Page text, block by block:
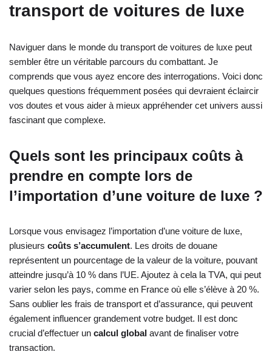
transport de voitures de luxe
Naviguer dans le monde du transport de voitures de luxe peut
sembler être un véritable parcours du combattant. Je
comprends que vous ayez encore des interrogations. Voici donc
quelques questions fréquemment posées qui devraient éclaircir
vos doutes et vous aider à mieux appréhender cet univers aussi
fascinant que complexe.
Quels sont les principaux coûts à
prendre en compte lors de
l’importation d’une voiture de luxe ?
Lorsque vous envisagez l’importation d’une voiture de luxe,
plusieurs coûts s’accumulent. Les droits de douane
représentent un pourcentage de la valeur de la voiture, pouvant
atteindre jusqu’à 10 % dans l’UE. Ajoutez à cela la TVA, qui peut
varier selon les pays, comme en France où elle s’élève à 20 %.
Sans oublier les frais de transport et d’assurance, qui peuvent
également influencer grandement votre budget. Il est donc
crucial d’effectuer un calcul global avant de finaliser votre
transaction.